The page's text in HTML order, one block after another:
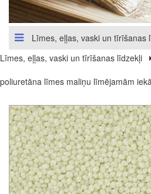
Līmes, eļļas, vaski un tīrīšanas
Līmes, eļļas, vaski un tīrīšanas līdzekļi
poliuretāna līmes maliņu līmējamām